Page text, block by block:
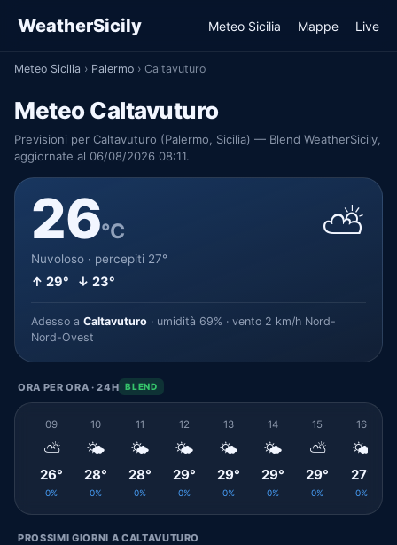
WeatherSicily Meteo Sicilia Mappe Live
Meteo Sicilia › Palermo › Caltavuturo
Meteo Caltavuturo
Previsioni per Caltavuturo (Palermo, Sicilia) — Blend WeatherSicily,
aggiornate al 06/08/2026 08:11.
26°C
Nuvoloso · percepiti 27°
↑ 29° ↓ 23°
⛅
Adesso a Caltavuturo · umidità 69% · vento 2 km/h Nord-
Nord-Ovest
ORA PER ORA · 24H BLEND
09
⛅
26°
0%
10
🌤️
28°
0%
11
🌤️
28°
0%
12
🌤️
29°
0%
13
🌤️
29°
0%
14
🌤️
29°
0%
15
⛅
29°
0%
16
🌤️
27°
0%
PROSSIMI GIORNI A CALTAVUTURO